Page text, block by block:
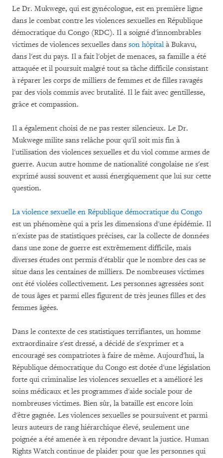
Le Dr. Mukwege, qui est gynécologue, est en première ligne
dans le combat contre les violences sexuelles en République
démocratique du Congo (RDC). Il a soigné d'innombrables
victimes de violences sexuelles dans son hôpital à Bukavu,
dans l'est du pays. Il a fait l'objet de menaces, sa famille a été
attaquée et il poursuit malgré tout sa tâche difficile consistant
à réparer les corps de milliers de femmes et de filles ravagés
par des viols commis avec brutalité. Il le fait avec gentillesse,
grâce et compassion.
Il a également choisi de ne pas rester silencieux. Le Dr.
Mukwege milite sans relâche pour qu'il soit mis fin à
l'utilisation des violences sexuelles et du viol comme armes de
guerre. Aucun autre homme de nationalité congolaise ne s'est
exprimé aussi souvent et aussi énergiquement que lui sur cette
question.
La violence sexuelle en République démocratique du Congo
est un phénomène qui a pris les dimensions d'une épidémie. Il
n'existe pas de statistiques précises, car la collecte de données
dans une zone de guerre est extrêmement difficile, mais
diverses études ont permis d'établir que le nombre des cas se
situe dans les centaines de milliers. De nombreuses victimes
ont été violées collectivement. Les personnes agressées sont
de tous âges et parmi elles figurent de très jeunes filles et des
femmes âgées.
Dans le contexte de ces statistiques terrifiantes, un homme
extraordinaire s'est dressé, a décidé de s'exprimer et a
encouragé ses compatriotes à faire de même. Aujourd'hui, la
République démocratique du Congo est dotée d'une législation
forte qui criminalise les violences sexuelles et a amélioré les
soins médicaux et les programmes d'aide sociale pour de
nombreuses victimes. Bien sûr, la bataille est encore loin
d'être gagnée. Les violences sexuelles se poursuivent et parmi
leurs auteurs de rang hiérarchique élevé, seulement une
poignée a été amenée à en répondre devant la justice. Human
Rights Watch continue de plaider pour que les personnes qui